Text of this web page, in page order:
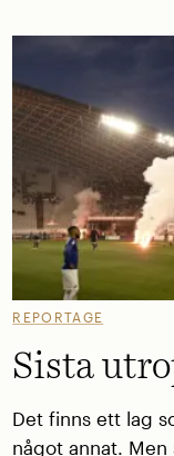
REPORTAGE
Sista
Det finns ett lag
något annat. Men